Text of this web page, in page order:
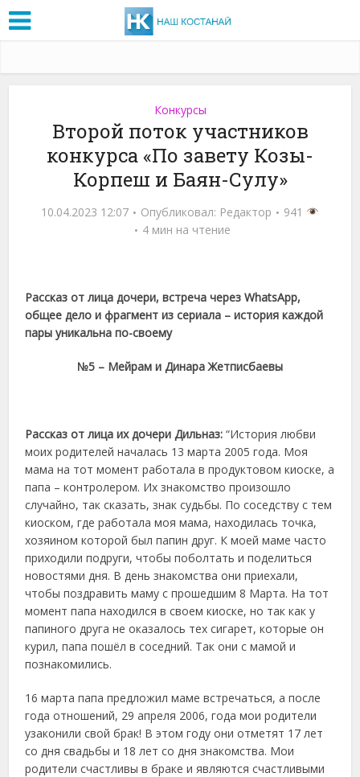
Конкурсы
Второй поток участников
конкурса «По завету Козы-
Корпеш и Баян-Сулу»
10.04.2023 12:07 Опубликовал: Редактор
941
4 мин на чтение
Рассказ от лица дочери, встреча через WhatsApp,
общее дело и фрагмент из сериала – история каждой
пары уникальна по-своему
№5 – Мейрам и Динара Жетписбаевы
Рассказ от лица их дочери Дильназ: “История любви
моих родителей началась 13 марта 2005 года. Моя
мама на тот момент работала в продуктовом киоске, а
папа – контролером. Их знакомство произошло
случайно, так сказать, знак судьбы. По соседству с тем
киоском, где работала моя мама, находилась точка,
хозяином которой был папин друг. К моей маме часто
приходили подруги, чтобы поболтать и поделиться
новостями дня. В день знакомства они приехали,
чтобы поздравить маму с прошедшим 8 Марта. На тот
момент папа находился в своем киоске, но так как у
папиного друга не оказалось тех сигарет, которые он
курил, папа пошёл в соседний. Так они с мамой и
познакомились.
16 марта папа предложил маме встречаться, а после
года отношений, 29 апреля 2006, года мои родители
узаконили свой брак! В этом году они отметят 17 лет
со дня свадьбы и 18 лет со дня знакомства. Мои
родители счастливы в браке и являются счастливыми